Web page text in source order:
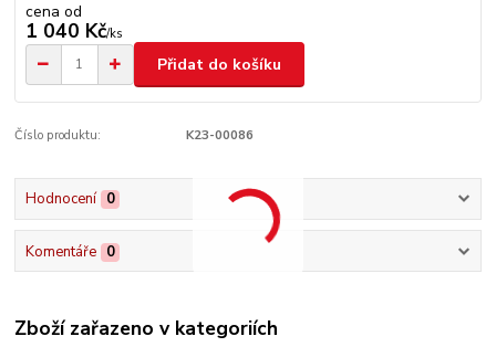
cena od
1 040 Kč/ks
Přidat do košíku
Číslo produktu: K23-00086
Hodnocení 0
Komentáře 0
Zboží zařazeno v kategoriích